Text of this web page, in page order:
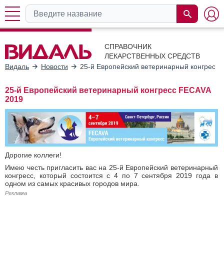
СПРАВОЧНИК
ЛЕКАРСТВЕННЫХ СРЕДСТВ
Видаль
Новости 25-й Европейский ветеринарный конгресс
25-й Европейский ветеринарный конгресс FECAVA
2019
Дорогие коллеги!
Имею честь пригласить вас на 25-й Европейский ветеринарный
конгресс, который состоится c 4 по 7 сентября 2019 года в
одном из самых красивых городов мира.
Реклама